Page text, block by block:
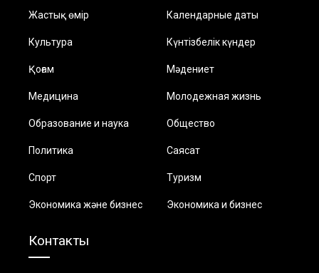
Жастық өмір Календарные даты
Культура Күнтізбелік күндер
Қоғам Мәдениет
Медицина Молодежная жизнь
Образование и наука Общество
Политика Саясат
Спорт Туризм
Экономика және бизнес Экономика и бизнес
Контакты